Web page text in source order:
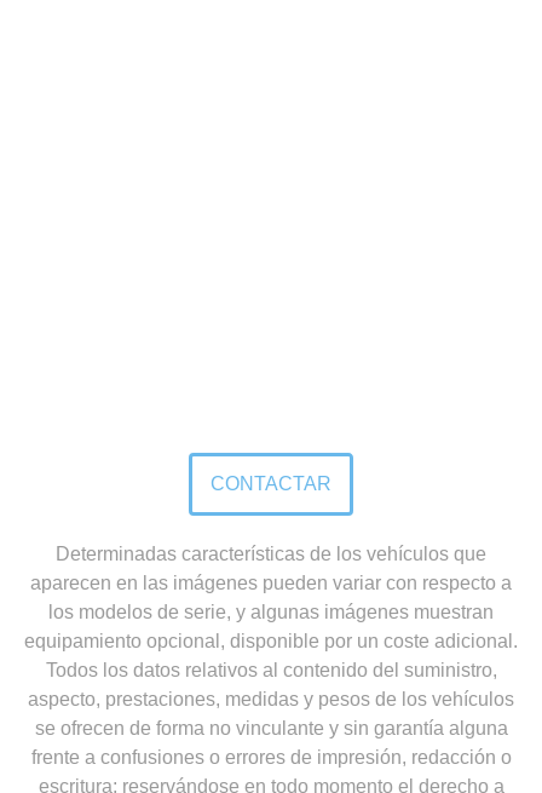
QJMotor promociones
CONTACTAR
Determinadas características de los vehículos que
aparecen en las imágenes pueden variar con respecto a
los modelos de serie, y algunas imágenes muestran
equipamiento opcional, disponible por un coste adicional.
Todos los datos relativos al contenido del suministro,
aspecto, prestaciones, medidas y pesos de los vehículos
se ofrecen de forma no vinculante y sin garantía alguna
frente a confusiones o errores de impresión, redacción o
escritura; reservándose en todo momento el derecho a